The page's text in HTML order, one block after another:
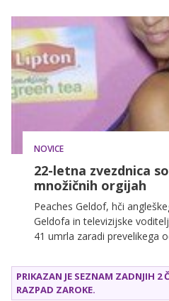
NOVICE
22-letna zvezdnica
množičnih orgijah
Peaches Geldof, hči
Geldofa in televizijske
41 umrla zaradi prevelikega
dan so prišle fotografije, na
oblečena manekenka
PRIKAZAN JE SEZNAM ZADNJIH 2
RAZPAD ZAROKE.